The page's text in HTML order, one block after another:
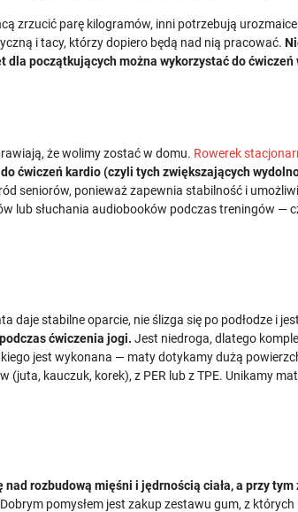
zrzucić parę kilogramów, inni potrzebują
i tacy, którzy dopiero będą nad nią pracować.
dla początkujących można wykorzystać do ćwiczeń
że wolimy zostać w domu. Rowerek
ćwiczeń kardio (czyli tych zwiększających
seniorów, ponieważ zapewnia stabilność i
lub słuchania audiobooków podczas treningów —
stabilne oparcie, nie ślizga się po podłodze i
ćwiczenia jogi. Jest niedroga, dlatego
jest wykonana — maty dotykamy dużą
kauczuk, korek), z PER lub z TPE. Unikamy
nad rozbudową mięśni i jędrnością ciała, a przy tym
Dobrym pomysłem jest zakup zestawu gum, z